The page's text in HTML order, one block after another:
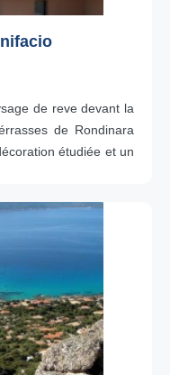
de reve devant la
de Rondinara
étudiée et un